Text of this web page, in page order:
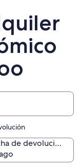
Fecha de devolución